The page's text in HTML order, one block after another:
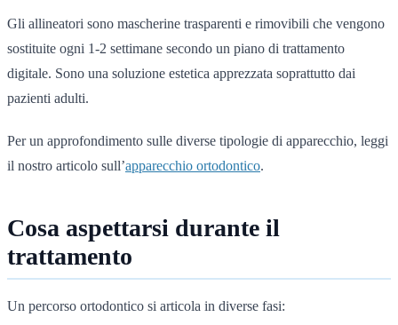
Gli allineatori sono mascherine trasparenti e rimovibili che vengono
sostituite ogni 1-2 settimane secondo un piano di trattamento
digitale. Sono una soluzione estetica apprezzata soprattutto dai
pazienti adulti.
Per un approfondimento sulle diverse tipologie di apparecchio, leggi
il nostro articolo sull’apparecchio ortodontico.
Cosa aspettarsi durante il
trattamento
Un percorso ortodontico si articola in diverse fasi: